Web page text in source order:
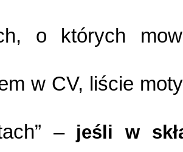
o których
w CV, liście
– jeśli w